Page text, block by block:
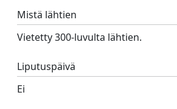
Mistä lähtien
Vietetty 300-luvulta lähtien.
Liputuspäivä
Ei